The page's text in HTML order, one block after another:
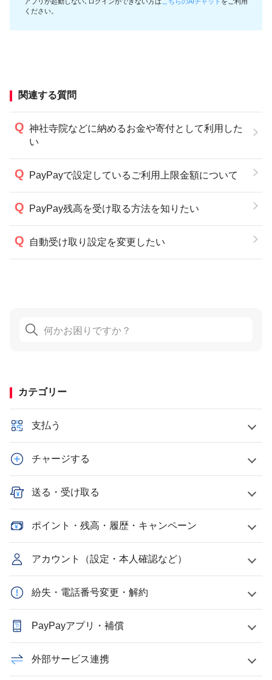
ください。
関連する質問
神社寺院などに納めるお金や寄付として利用した
い
PayPayで設定しているご利用上限金額について
PayPay残高を受け取る方法を知りたい
自動受け取り設定を変更したい
カテゴリー
支払う
チャージする
送る・受け取る
ポイント・残高・履歴・キャンペーン
アカウント（設定・本人確認など）
紛失・電話番号変更・解約
PayPayアプリ・補償
外部サービス連携